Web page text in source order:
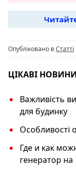
e
b
o
k
g
ra
m
s
p
Опубліковано вСтатті
ЦІКАВІ
Важливість
для будинку
Особливості
Где и как
генератор на